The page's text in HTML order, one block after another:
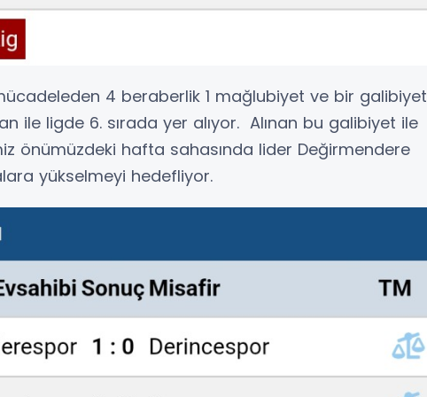
4 beraberlik 1 mağlubiyet ve bir galibiyet
ile ligde 6. sırada yer alıyor. Alınan bu galibiyet ile
önümüzdeki hafta sahasında lider Değirmendere
yükselmeyi hedefliyor.